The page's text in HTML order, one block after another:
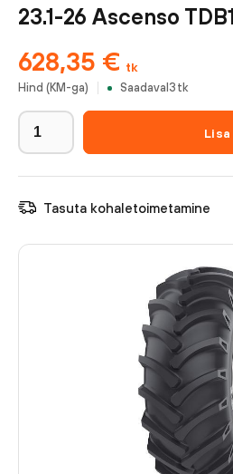
23.1-26 Ascenso
628,35 € tk
Hind (KM-ga) Saadaval 3 tk
Tasuta kohaletoimetamine